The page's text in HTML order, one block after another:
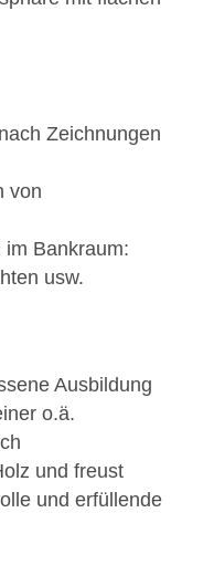
Zeichnungen
von
im Bankraum:
usw.
Ausbildung
o.ä.
und freust
und erfüllende